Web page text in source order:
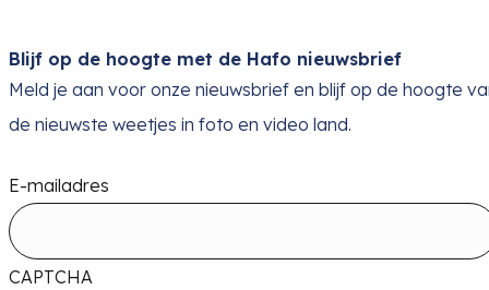
Blijf op de hoogte met de Hafo nieuwsbrief
Meld je aan voor onze nieuwsbrief en blijf op de hoogte
de nieuwste weetjes in foto en video land.
E-mailadres
CAPTCHA